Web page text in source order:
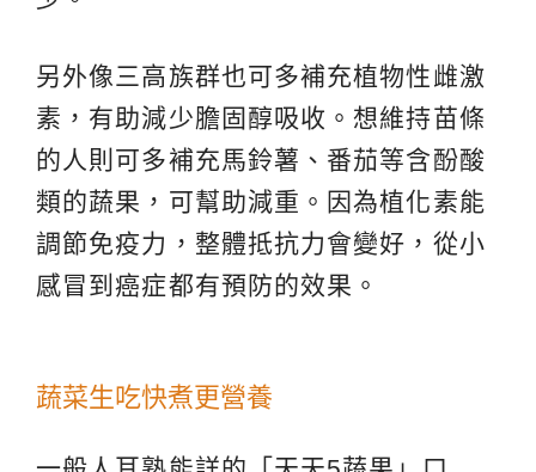
另外像三高族群也可多補充植物性雌激
素，有助減少膽固醇吸收。想維持苗條
的人則可多補充馬鈴薯、番茄等含酚酸
類的蔬果，可幫助減重。因為植化素能
調節免疫力，整體抵抗力會變好，從小
感冒到癌症都有預防的效果。
蔬菜生吃快煮更營養